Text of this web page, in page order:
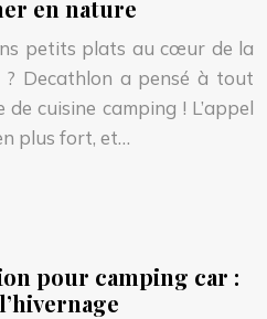
en nature
petits plats au cœur de la
Decathlon a pensé à tout
cuisine camping ! L’appel
plus fort, et…
pour camping car :